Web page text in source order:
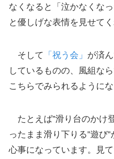
なくなると「泣かなくな
と優しげな表情を見せてく
そして 「祝う会」 が済
しているものの、風組な
こちらでみられるように
たとえば”滑り台のかけ
ったまま滑り下りる”遊び
心事になっています。見